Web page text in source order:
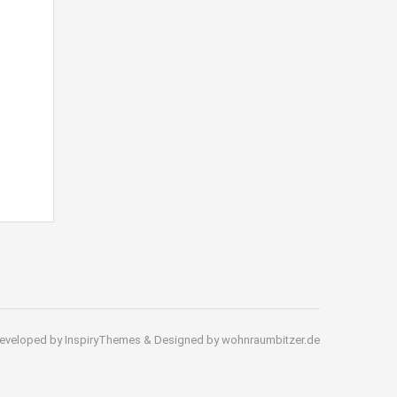
by InspiryThemes & Designed by wohnraumbitzer.de